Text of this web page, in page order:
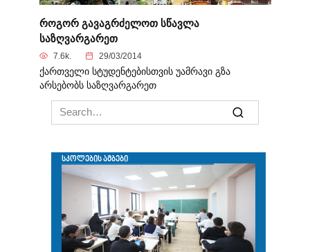
როგორ გავაგრძელოთ სწავლა
საზღვარგარეთ
7.6k. 29/03/2014
ქართველი სტუდენტებისთვის უამრავი გზა
არსებობს საზღვარგარეთ
Search
for: